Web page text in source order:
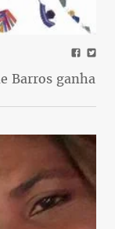
Barros ganha